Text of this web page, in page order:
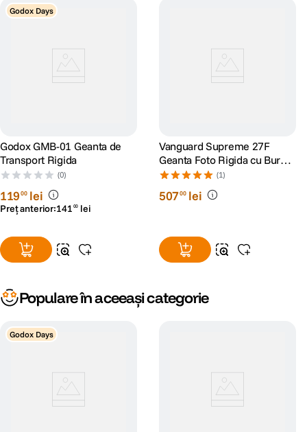
Godox Days
Godox GMB-01 Geanta de
Transport Rigida
(0)
11900 lei
Preț anterior:141 00 lei
Vanguard Supreme 27F
Geanta Foto Rigida cu Burete
Interior
(1)
50700 lei
Populare în aceeași categorie
Godox Days